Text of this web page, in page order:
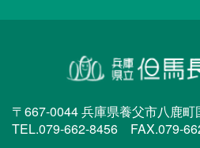
〒667-0044 兵庫県養父市八鹿町
TEL.079-662-8456 FAX.079-